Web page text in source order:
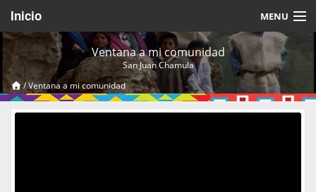
Inicio MENU
Acerca de
Videos Temáticos
Cerrar Sesión
Ventana a mi comunidad
San Juan Chamula
/Ventana a mi comunidad